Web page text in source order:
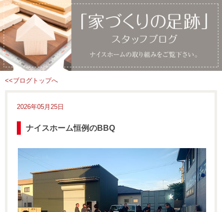
<<ブログトップへ
2026年05月25日
ナイスホーム恒例のBBQ